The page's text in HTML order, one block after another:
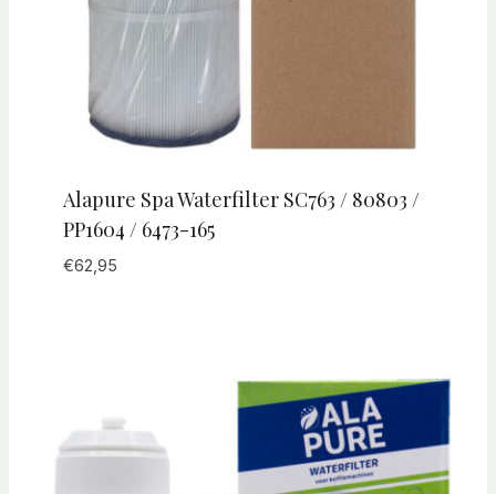
Alapure Spa Waterfilter SC763 / 80803 /
PP1604 / 6473-165
€62,95